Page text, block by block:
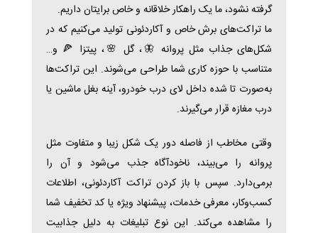
گرفته نشود، ما یک راهکار خلاقانه و خاص برایتان داریم.
ما تراکت‌های برش خاص و آکاردئونی تولید می‌کنیم که در
شکل‌های جذاب مثل پروانه 🦋، گل 🌸، پیتزا 🍕 و…
متناسب با حوزه کاری شما طراحی می‌شوند. این تراکت‌ها
به‌صورت تا شده داخل لای درب خودرو، آینه بغل ماشین یا
درب مغازه قرار می‌گیرند.
وقتی مخاطب از فاصله دور یک شکل زیبا و متفاوت مثل
پروانه را می‌بیند، ناخودآگاه جذب می‌شود و آن را
برمی‌دارد. سپس با باز کردن تراکت آکاردئونی، اطلاعات
کسب‌وکار، معرفی خدمات، پیشنهاد ویژه یا کد تخفیف شما
را مشاهده می‌کند. این نوع تبلیغات به دلیل جذابیت